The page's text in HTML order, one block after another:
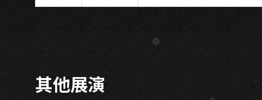
OF
SQUARE
ENIX
－
Magic，
Memories，
and
Melodies
其他展演